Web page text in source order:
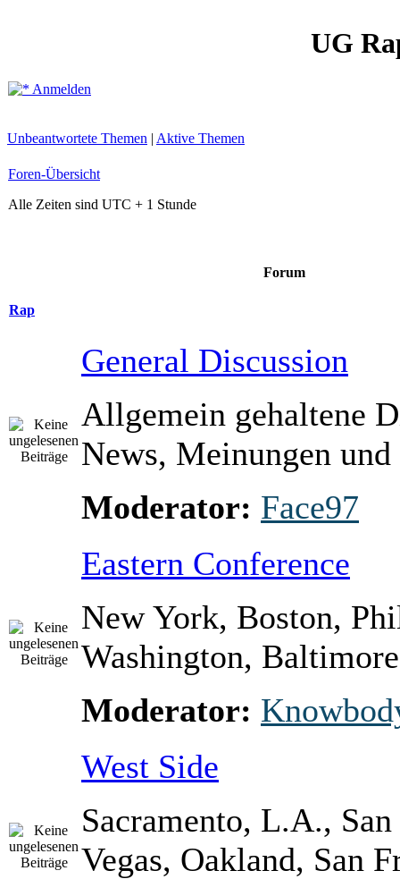
UG
Anmelden
Unbeantwortete Themen | Aktive Themen
Foren-Übersicht
Alle Zeiten sind UTC + 1 Stunde
Forum
Rap
General Discussion
Allgemein gehaltene
News, Meinungen und
Moderator: Face97
Eastern Conference
New York, Boston,
Washington,
Moderator:
West Side
Sacramento, L.A.,
Vegas, Oakland, San